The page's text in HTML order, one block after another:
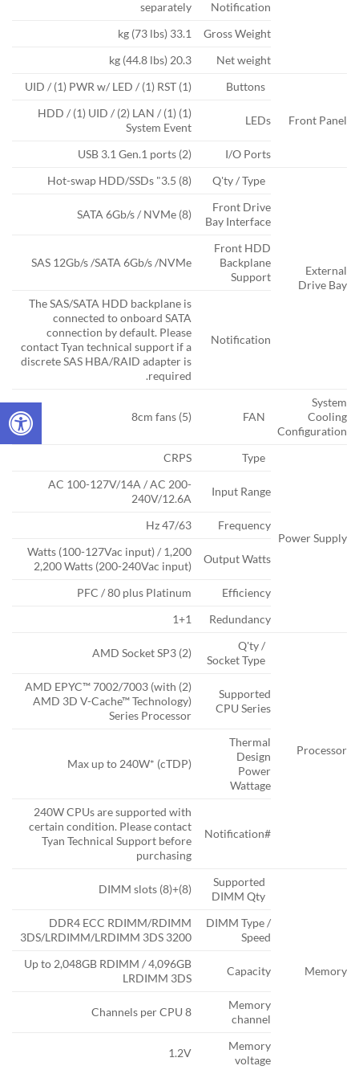
Notification
separately
Gross Weight
33.1 kg (73 lbs)
Net weight
20.3 kg (44.8 lbs)
Front Panel
Buttons
(1) UID / (1) PWR w/ LED / (1) RST
LEDs
(1) HDD / (1) UID / (2) LAN / (1)
System Event
I/O Ports
(2) USB 3.1 Gen.1 ports
External
Drive Bay
Q'ty / Type
(8) 3.5" Hot-swap HDD/SSDs
Front Drive
Bay Interface
(8) SATA 6Gb/s / NVMe
Front HDD
Backplane
Support
SAS 12Gb/s /SATA 6Gb/s /NVMe
Notification
The SAS/SATA HDD backplane is
connected to onboard SATA
connection by default. Please
contact Tyan technical support if a
discrete SAS HBA/RAID adapter is
required.
System
Cooling
Configuration
FAN
(5) 8cm fans
Power Supply
Type
CRPS
Input Range
AC 100-127V/14A / AC 200-
240V/12.6A
Frequency
47/63 Hz
Output Watts
1,200 Watts (100-127Vac input) /
2,200 Watts (200-240Vac input)
Efficiency
PFC / 80 plus Platinum
Redundancy
1+1
Processor
Q'ty /
Socket Type
(2) AMD Socket SP3
Supported
CPU Series
(2) AMD EPYC™ 7002/7003 (with
AMD 3D V-Cache™ Technology)
Series Processor
Thermal
Design
Power
Wattage
Max up to 240W* (cTDP)
#Notification
240W CPUs are supported with
certain condition. Please contact
Tyan Technical Support before
purchasing
Memory
Supported
DIMM Qty
(8)+(8) DIMM slots
DIMM Type /
Speed
DDR4 ECC RDIMM/RDIMM
3DS/LRDIMM/LRDIMM 3DS 3200
Capacity
Up to 2,048GB RDIMM / 4,096GB
LRDIMM 3DS
Memory
channel
8 Channels per CPU
Memory
voltage
1.2V